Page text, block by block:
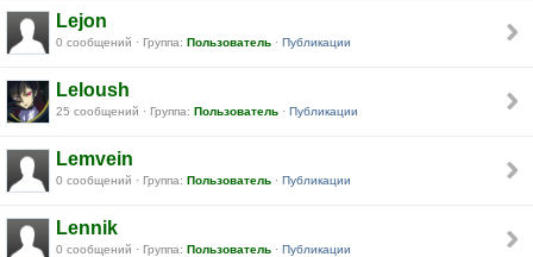
Lejon
0 сообщений · Группа: Пользователь · Публикации
Leloush
25 сообщений · Группа: Пользователь · Публикации
Lemvein
0 сообщений · Группа: Пользователь · Публикации
Lennik
0 сообщений · Группа: Пользователь · Публикации